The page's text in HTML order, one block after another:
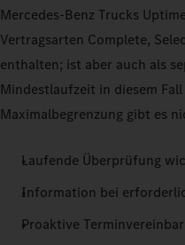
Mercedes‑Benz Trucks
Vertragsarten Complete,
enthalten; ist aber auch als
Mindestlaufzeit in diesem
Maximalbegrenzung gibt es
Laufende Überprüfung
Information bei
Proaktive